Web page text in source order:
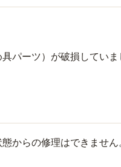
パーツ）が破損していま
からの修理はできませ